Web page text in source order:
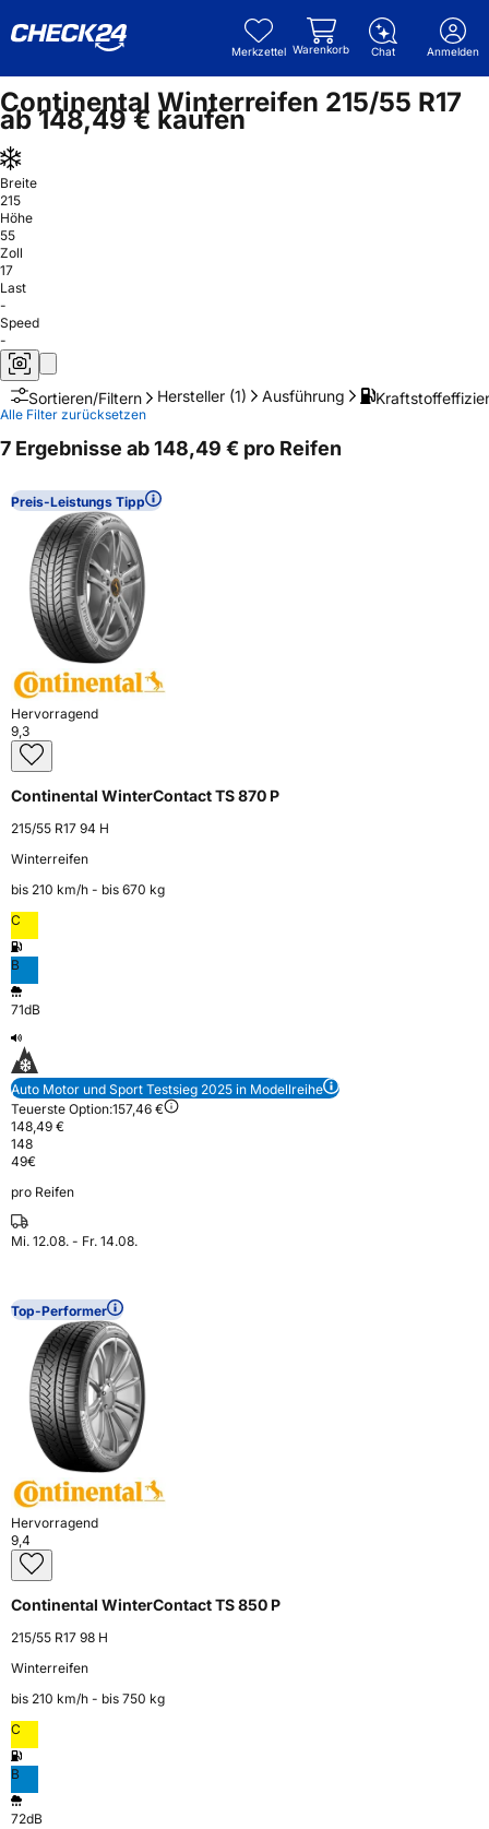
Merkzettel Warenkorb Chat Anmelden
Continental Winterreifen 215/55 R17
ab 148,49 € kaufen
Breite
215
Höhe
55
Zoll
17
Last
-
Speed
-
Sortieren/Filtern Hersteller (1) Ausführung
Alle Filter zurücksetzen
7 Ergebnisse ab 148,49 € pro Reifen
Preis-Leistungs Tipp
Hervorragend
9,3
Continental WinterContact TS 870 P
215/55 R17 94 H
Winterreifen
bis 210 km⁠/⁠h - bis 670 kg
C
B
71dB
Auto Motor und Sport Testsieg 2025 in Modellreihe
Teuerste Option:157,46 €
148,49 €
148
49€
pro Reifen
Mi. 12.08. - Fr. 14.08.
Top-Performer
Hervorragend
9,4
Continental WinterContact TS 850 P
215/55 R17 98 H
Winterreifen
bis 210 km⁠/⁠h - bis 750 kg
C
B
72dB